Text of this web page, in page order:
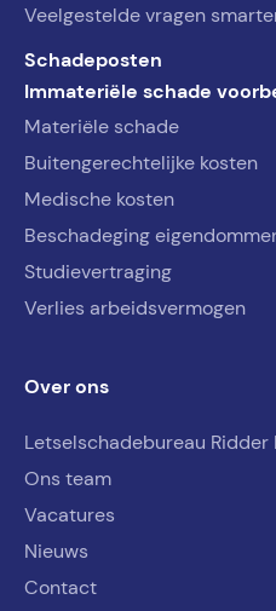
Veelgestelde vragen
Schadeposten
Immateriële schade
Materiële schade
Buitengerechtelijke kosten
Medische kosten
Beschadeging
Studievertraging
Verlies arbeidsvermogen
Over ons
Letselschadebureau Ridder
Ons team
Vacatures
Nieuws
Contact